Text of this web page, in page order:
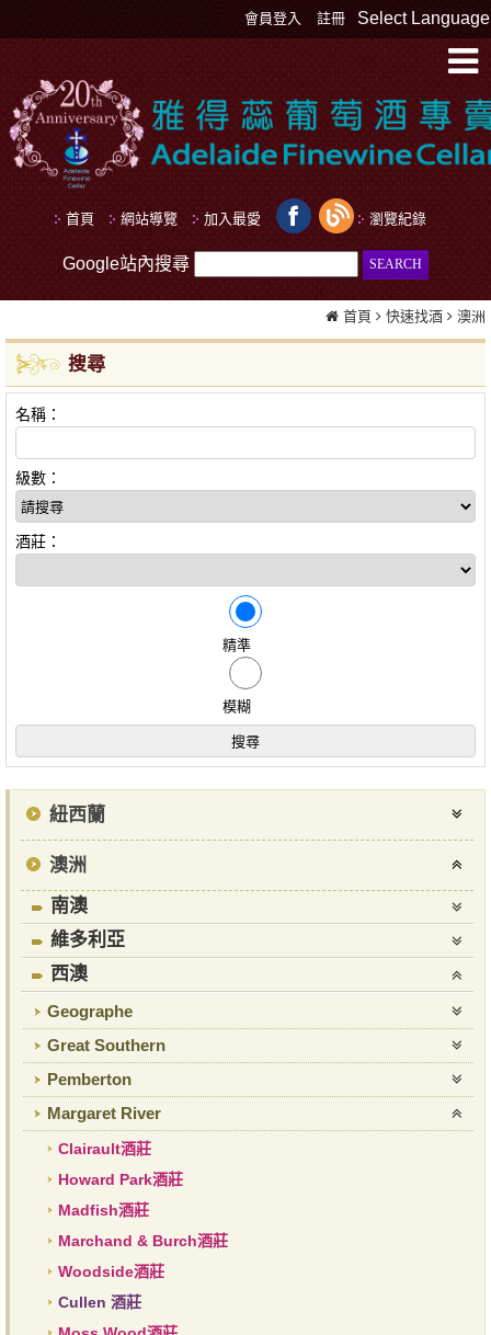
Select Language
會員登入 註冊
首頁 網站導覽 加入最愛 瀏覽紀錄
Google站內搜尋
首頁 快速找酒 澳洲
搜尋
名稱：
級數：
酒莊：
精準
模糊
紐西蘭
澳洲
南澳
維多利亞
西澳
Geographe
Great Southern
Pemberton
Margaret River
Clairault酒莊
Howard Park酒莊
Madfish酒莊
Marchand & Burch酒莊
Woodside酒莊
Cullen 酒莊